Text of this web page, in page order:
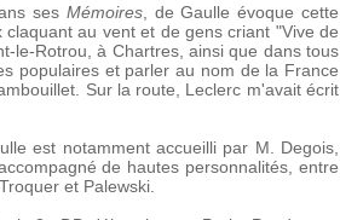
ses Mémoires, de Gaulle évoque cette
au vent et de gens criant "Vive de
le-Rotrou, à Chartres, ainsi que dans tous
populaires et parler au nom de la France
Sur la route, Leclerc m'avait écrit
est notamment accueilli par M. Degois,
de hautes personnalités, entre
et Palewski.